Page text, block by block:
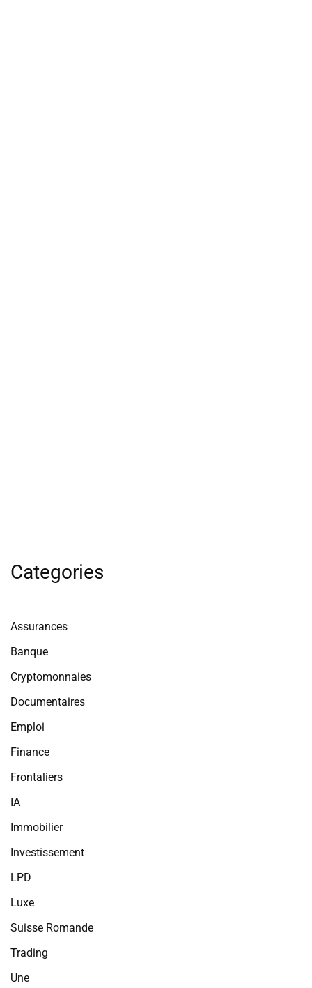
Categories
Assurances
Banque
Cryptomonnaies
Documentaires
Emploi
Finance
Frontaliers
IA
Immobilier
Investissement
LPD
Luxe
Suisse Romande
Trading
Une